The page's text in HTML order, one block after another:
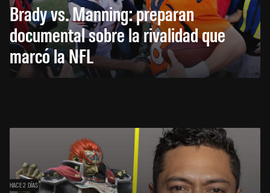
Brady vs. Manning: preparan
documental sobre la rivalidad que
marcó la NFL
HACE 2 DÍAS